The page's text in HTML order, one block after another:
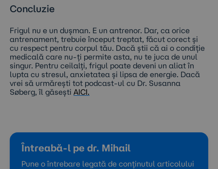
Concluzie
Frigul nu e un dușman. E un antrenor. Dar, ca orice
antrenament, trebuie început treptat, făcut corect și
cu respect pentru corpul tău. Dacă știi că ai o condiție
medicală care nu-ți permite asta, nu te juca de unul
singur. Pentru ceilalți, frigul poate deveni un aliat în
lupta cu stresul, anxietatea și lipsa de energie. Dacă
vrei să urmărești tot podcast-ul cu Dr. Susanna
Søberg, îl găsești AICI.
Întreabă-l pe dr. Mihail
Pune o întrebare legată de conținutul articolului